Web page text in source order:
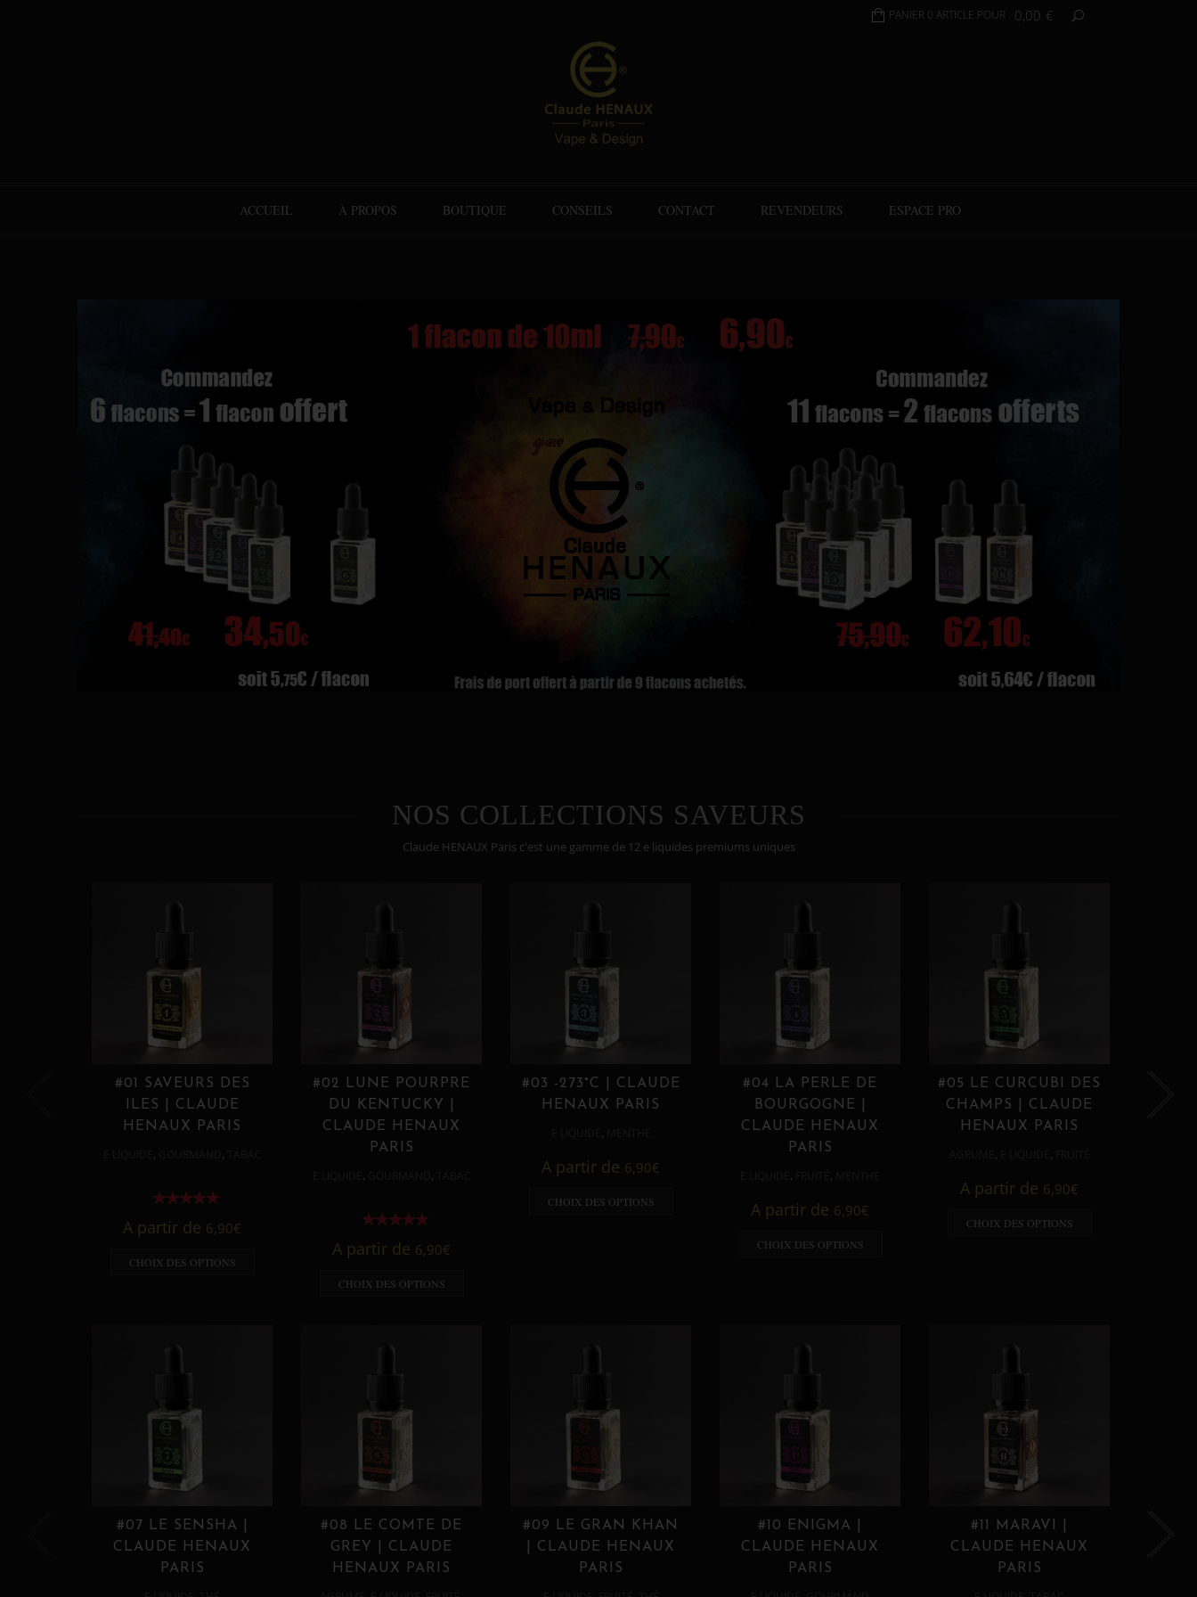
PANIER 0 ARTICLE POUR 0,00 €
ACCUEIL À PROPOS BOUTIQUE CONSEILS CONTACT REVENDEURS ESPACE PRO
NOS COLLECTIONS SAVEURS
Claude HENAUX Paris c'est une gamme de 12 e liquides premiums uniques
#01 SAVEURS DES
ILES | CLAUDE
HENAUX PARIS
, ,
A partir de 6,90€
CHOIX DES OPTIONS
#02 LUNE POURPRE
DU KENTUCKY |
CLAUDE HENAUX
PARIS
, ,
A partir de 6,90€
CHOIX DES OPTIONS
#03 -273°C | CLAUDE
HENAUX PARIS
,
A partir de 6,90€
CHOIX DES OPTIONS
#04 LA PERLE DE
BOURGOGNE |
CLAUDE HENAUX
PARIS
, ,
A partir de 6,90€
CHOIX DES OPTIONS
#05 LE CURCUBI DES
CHAMPS | CLAUDE
HENAUX PARIS
, ,
A partir de 6,90€
CHOIX DES OPTIONS
#07 LE SENSHA |
CLAUDE HENAUX
PARIS
#08 LE COMTE DE
GREY | CLAUDE
HENAUX PARIS
#09 LE GRAN KHAN
| CLAUDE HENAUX
PARIS
#10 ENIGMA |
CLAUDE HENAUX
PARIS
#11 MARAVI |
CLAUDE HENAUX
PARIS